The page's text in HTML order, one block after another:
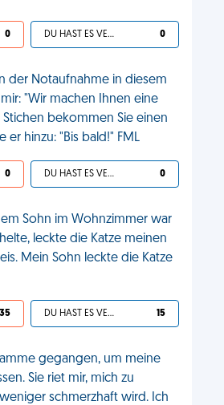
0 DU HAST ES VERDIENT 0
der Notaufnahme in diesem
"Wir machen Ihnen eine
Stichen bekommen Sie einen
er hinzu: "Bis bald!" FML
0 DU HAST ES VERDIENT 0
Sohn im Wohnzimmer war
leckte die Katze meinen
Mein Sohn leckte die Katze
35 DU HAST ES VERDIENT 15
gegangen, um meine
Sie riet mir, mich zu
schmerzhaft wird. Ich